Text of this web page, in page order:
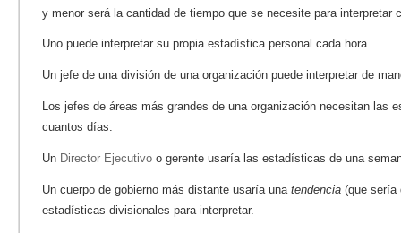
y menor será la cantidad de tiempo que se necesite para interpretar
Uno puede interpretar su propia estadística personal cada hora.
Un jefe de una división de una organización puede interpretar de
Los jefes de áreas más grandes de una organización necesitan las
cuantos días.
Un Director Ejecutivo o gerente usaría las estadísticas de una
Un cuerpo de gobierno más distante usaría una tendencia (que sería
estadísticas divisionales para interpretar.